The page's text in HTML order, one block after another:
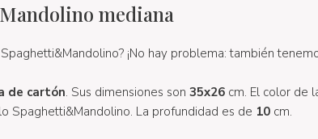
mediana
¡No hay problema: también
de cartón. Sus dimensiones son 35x26cm. El color de
Spaghetti&Mandolino. La profundidad es de 10 cm.